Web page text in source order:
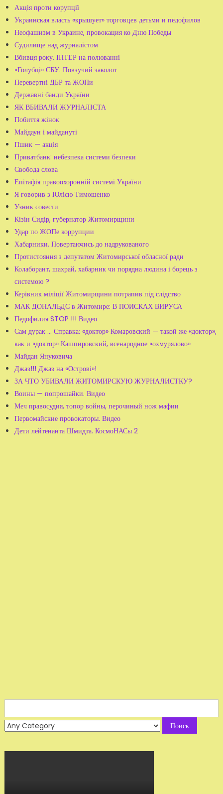
Акція проти корупції
Украинская власть «крышует» торговцев детьми и педофилов
Неофашизм в Украине, провокация ко Дню Победы
Судилище над журналістом
Вбивця року. ІНТЕР на полюванні
«Голубці» СБУ. Повзучий заколот
Перевертні ДБР та ЖОПи
Державні банди України
ЯК ВБИВАЛИ ЖУРНАЛІСТА
Побиття жінок
Майдаун і майдануті
Пшик — акція
Приватбанк: небезпека системи безпеки
Свобода слова
Епітафія правоохоронній системі України
Я говорив з Юлією Тимошенко
Узник совести
Кізін Сидір, губернатор Житомирщини
Удар по ЖОПе коррупции
Хабарники. Повертаючись до надрукованого
Протистояння з депутатом Житомирської обласної ради
Колаборант, шахрай, хабарник чи порядна людина і борець з
системою ?
Керівник міліції Житомирщини потрапив під слідство
МАК ДОНАЛЬДС в Житомире: В ПОИСКАХ ВИРУСА
Педофилия STOP !!! Видео
Сам дурак ... Справка: «доктор» Комаровский — такой же «доктор»,
как и «доктор» Кашпировский, всенародное «охмурялово»
Майдан Януковича
Джаз!!! Джаз на «Острові»!
ЗА ЧТО УБИВАЛИ ЖИТОМИРСКУЮ ЖУРНАЛИСТКУ?
Воины — попрошайки. Видео
Меч правосудия, топор войны, перочиный нож мафии
Первомайские провокаторы. Видео
Дети лейтенанта Шмидта. КосмоНАСы 2
for: